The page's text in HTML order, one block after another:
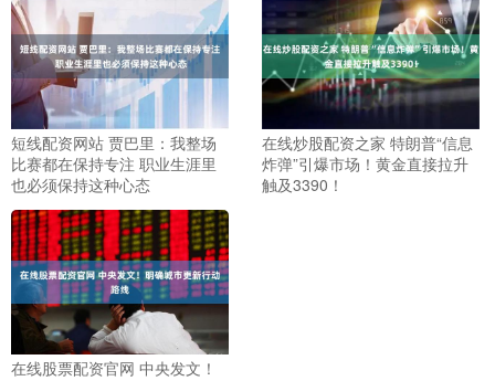
短线配资网站 贾巴里：我整场
比赛都在保持专注 职业生涯里
也必须保持这种心态
在线炒股配资之家 特朗普“信息
炸弹”引爆市场！黄金直接拉升
触及3390！
在线股票配资官网 中央发文！